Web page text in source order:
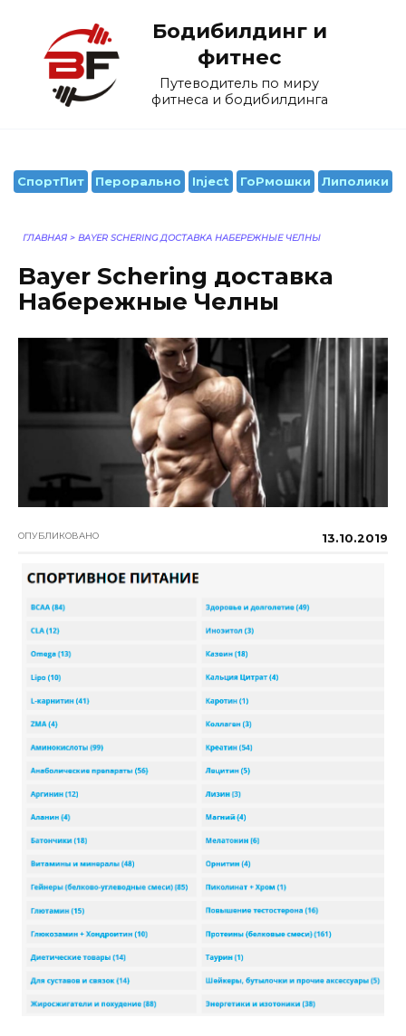
содержанию
Бодибилдинг и
фитнес
Путеводитель по миру
фитнеса и бодибилдинга
СпортПит Перорально Inject ГоРмошки Липолики
ГЛАВНАЯ > BAYER SCHERING ДОСТАВКА НАБЕРЕЖНЫЕ ЧЕЛНЫ
Bayer Schering доставка
Набережные Челны
ОПУБЛИКОВАНО 13.10.2019